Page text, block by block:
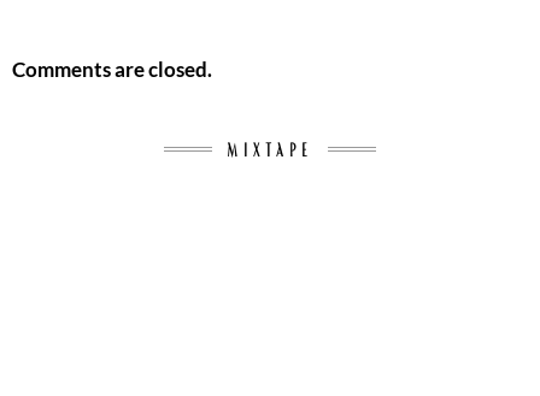
Comments are closed.
MIXTAPE